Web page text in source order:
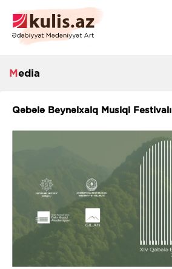
Media
Qəbələ Beynəlxalq Musiqi Festivalı